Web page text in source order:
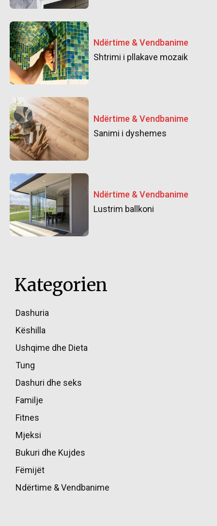
Ndërtime & Vendbanime
Shtrimi i pllakave mozaik
Ndërtime & Vendbanime
Sanimi i dyshemes
Ndërtime & Vendbanime
Lustrim ballkoni
Kategorien
Dashuria
Këshilla
Ushqime dhe Dieta
Tung
Dashuri dhe seks
Familje
Fitnes
Mjeksi
Bukuri dhe Kujdes
Fëmijët
Ndërtime & Vendbanime